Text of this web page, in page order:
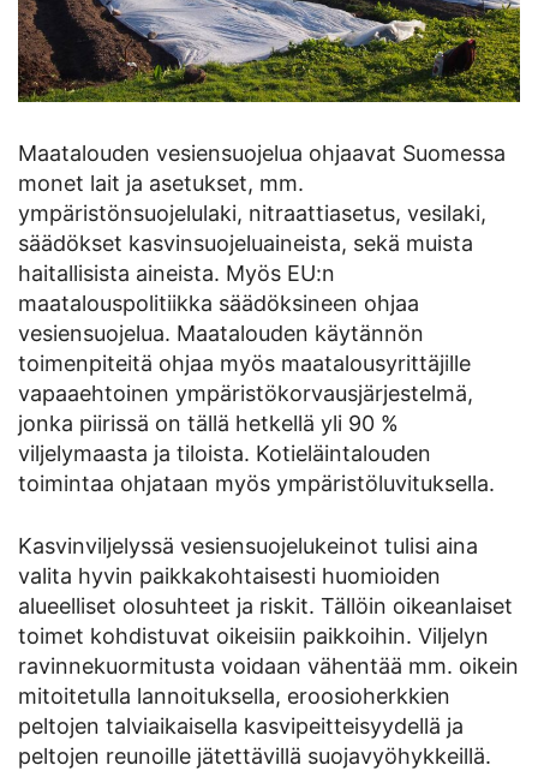
Maatalouden vesiensuojelua ohjaavat Suomessa
monet lait ja asetukset, mm.
ympäristönsuojelulaki, nitraattiasetus, vesilaki,
säädökset kasvinsuojeluaineista, sekä muista
haitallisista aineista. Myös EU:n
maatalouspolitiikka säädöksineen ohjaa
vesiensuojelua. Maatalouden käytännön
toimenpiteitä ohjaa myös maatalousyrittäjille
vapaaehtoinen ympäristökorvausjärjestelmä,
jonka piirissä on tällä hetkellä yli 90 %
viljelymaasta ja tiloista. Kotieläintalouden
toimintaa ohjataan myös ympäristöluvituksella.
Kasvinviljelyssä vesiensuojelukeinot tulisi aina
valita hyvin paikkakohtaisesti huomioiden
alueelliset olosuhteet ja riskit. Tällöin oikeanlaiset
toimet kohdistuvat oikeisiin paikkoihin. Viljelyn
ravinnekuormitusta voidaan vähentää mm. oikein
mitoitetulla lannoituksella, eroosioherkkien
peltojen talviaikaisella kasvipeitteisyydellä ja
peltojen reunoille jätettävillä suojavyöhykkeillä.